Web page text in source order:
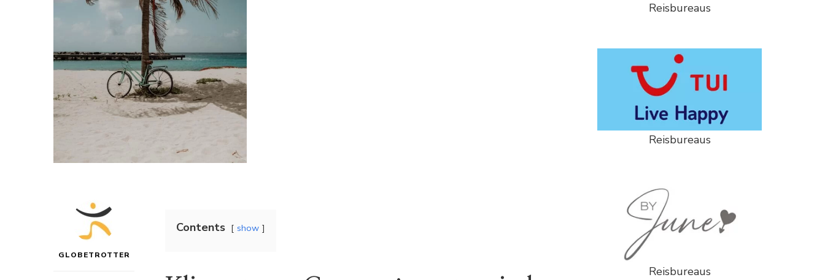
GLOBETROTTER
Contents show
Reisbureaus
Reisbureaus
Reisbureaus